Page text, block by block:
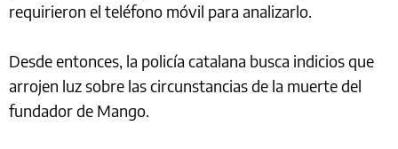
requirieron el teléfono móvil para analizarlo.
Desde entonces, la policía catalana busca indicios que
arrojen luz sobre las circunstancias de la muerte del
fundador de Mango.